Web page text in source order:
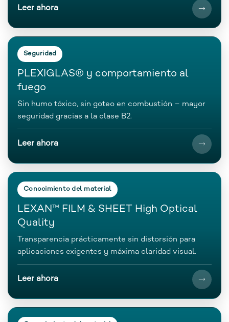
Leer ahora
Seguridad
PLEXIGLAS® y comportamiento al
fuego
Sin humo tóxico, sin goteo en combustión – mayor
seguridad gracias a la clase B2.
Leer ahora
Conocimiento del material
LEXAN™ FILM & SHEET High Optical
Quality
Transparencia prácticamente sin distorsión para
aplicaciones exigentes y máxima claridad visual.
Leer ahora